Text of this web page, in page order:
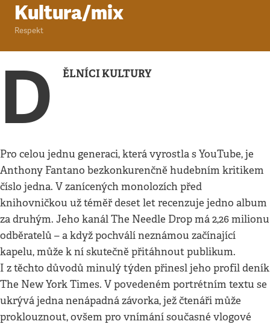
Kultura/mix
Respekt
D ĚLNÍCI KULTURY
Pro celou jednu generaci, která vyrostla s YouTube, je
Anthony Fantano bezkonkurenčně hudebním kritikem
číslo jedna. V zanícených monolozích před
knihovničkou už téměř deset let recenzuje jedno album
za druhým. Jeho kanál The Needle Drop má 2,26 milionu
odběratelů – a když pochválí neznámou začínající
kapelu, může k ní skutečně přitáhnout publikum.
I z těchto důvodů minulý týden přinesl jeho profil deník
The New York Times. V povedeném portrétním textu se
ukrývá jedna nenápadná závorka, jež čtenáři může
proklouznout, ovšem pro vnímání současné vlogové